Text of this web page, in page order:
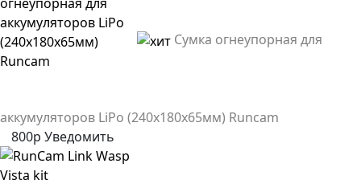
Сумка огнеупорная для
аккумуляторов LiPo (240x180х65мм) Runcam
800р Уведомить